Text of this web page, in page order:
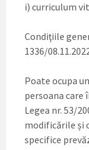
i) curriculum
Condiţiile
1336/
Poate ocupa
persoana care
Legea nr. 53/
modificările și
specifice